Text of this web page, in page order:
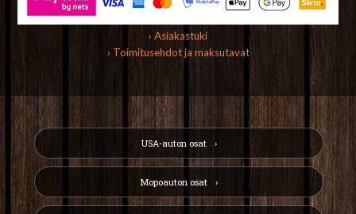
› Asiakastuki
› Toimitusehdot ja maksutavat
USA-auton osat
Mopoauton osat